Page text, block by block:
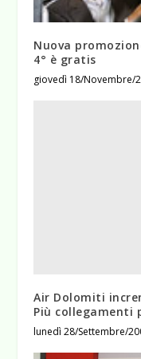
Nuova
4° è gratis
giovedì 18/Novembre/
Air Dolomiti
Più collegamenti
lunedì 28/Settembre/